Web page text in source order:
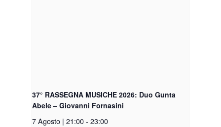
37° RASSEGNA MUSICHE 2026: Duo Gunta
Abele – Giovanni Fornasini
7 Agosto | 21:00- 23:00